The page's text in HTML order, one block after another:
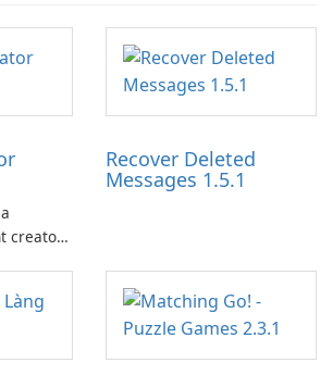
creators
brand
Recover Deleted
Messages 1.5.1